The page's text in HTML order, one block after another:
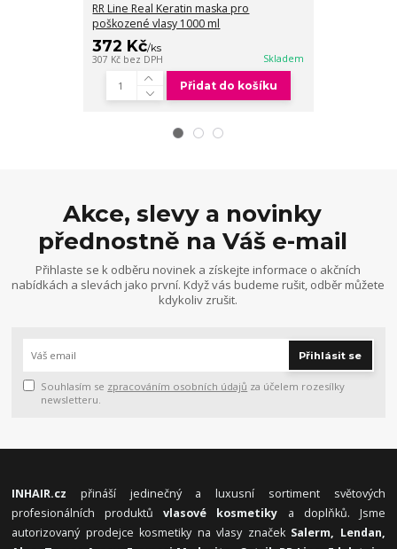
RR Line Real Keratin maska pro
poškozené vlasy 1000 ml
372 Kč/ks
307 Kč bez DPH Skladem
Přidat do košíku
Akce, slevy a novinky
přednostně na Váš e-mail
Přihlaste se k odběru novinek a získejte informace o akčních
nabídkách a slevách jako první. Když vás budeme rušit, odběr můžete
kdykoliv zrušit.
Přihlásit se
Souhlasím se zpracováním osobních údajů za účelem rozesílky
newsletteru.
INHAIR.cz přináší jedinečný a luxusní sortiment světových
profesionálních produktůvlasové kosmetiky a doplňků. Jsme
autorizovaný prodejce kosmetiky na vlasy značek Salerm, Lendan,